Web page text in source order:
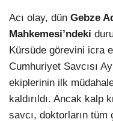
Acı olay, dün Gebze
Mahkemesi’ndeki
Kürsüde görevini icra
Cumhuriyet Savcısı
ekiplerinin ilk
kaldırıldı. Ancak kalp
savcı, doktorların tüm